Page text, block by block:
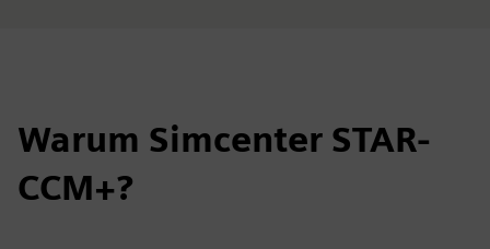
Warum Simcenter STAR-
CCM+?